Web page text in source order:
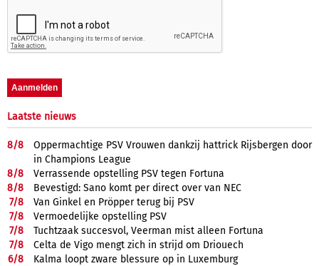
Laatste nieuws
8/8
Oppermachtige PSV Vrouwen dankzij hattrick Rijsbergen door
in Champions League
8/8
Verrassende opstelling PSV tegen Fortuna
8/8
Bevestigd: Sano komt per direct over van NEC
7/8
Van Ginkel en Pröpper terug bij PSV
7/8
Vermoedelijke opstelling PSV
7/8
Tuchtzaak succesvol, Veerman mist alleen Fortuna
7/8
Celta de Vigo mengt zich in strijd om Driouech
6/8
Kalma loopt zware blessure op in Luxemburg